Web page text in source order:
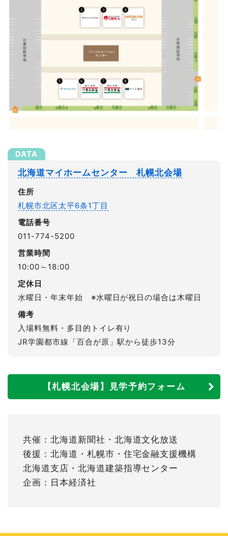
北海道マイホームセンター 札幌北会場
住所
札幌市北区太平6条1丁目
電話番号
011-774-5200
営業時間
10:00～18:00
定休日
水曜日・年末年始 ※水曜日が祝日の場合は木曜日
備考
入場料無料・多目的トイレ有り
JR学園都市線「百合が原」駅から徒歩13分
【札幌北会場】見学予約フォーム
共催：北海道新聞社・北海道文化放送
後援：北海道・札幌市・住宅金融支援機構
北海道支店・北海道建築指導センター
企画：日本経済社